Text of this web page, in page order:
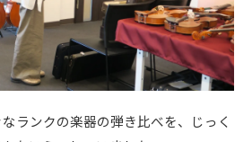
ランクの楽器の弾き比べを、じっく